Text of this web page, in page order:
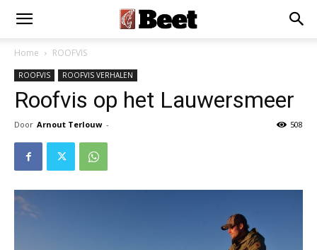
Home ROOFVIS
ROOFVIS ROOFVIS VERHALEN
Roofvis op het Lauwersmeer
Door Arnout Terlouw - 508